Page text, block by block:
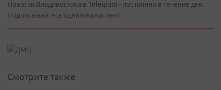
Новости Владивостока в Telegram - постоянно в течение дня.
Подписывайтесь одним нажатием!
Смотрите также